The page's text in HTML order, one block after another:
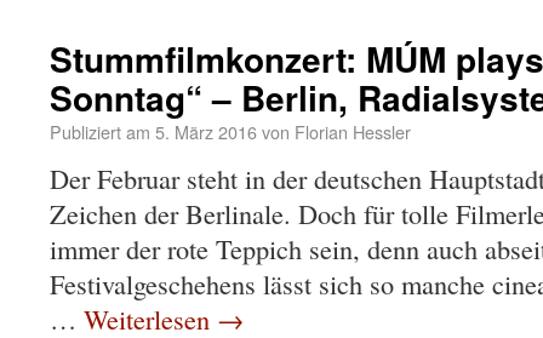
Stummfilmkonzert: MÚM
Sonntag“ – Berlin,
Publiziert am 5. März 2016von Florian Hessler
Der Februar steht in der deutschen
Zeichen der Berlinale. Doch für tolle
immer der rote Teppich sein, denn auch
Festivalgeschehens lässt sich so manche
… Weiterlesen →